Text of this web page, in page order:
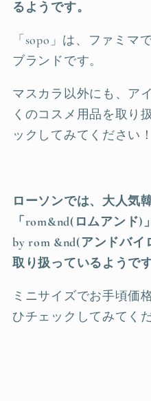
るようです。
「sopo」は、ファミマ
ブランドです。
マスカラ以外にも、ア
くのコスメ用品を取り
ックしてみてください！
ローソンでは、大人気
「rom&nd(ロムアンド
by rom &nd(アンドバ
取り扱っているようです
ミニサイズでお手頃価
ひチェックしてみてく